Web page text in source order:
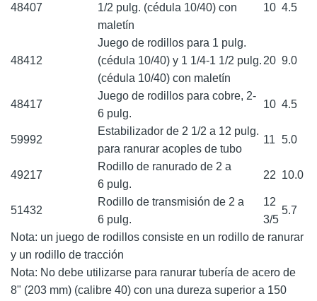
48407
1/2 pulg. (cédula 10/40) con
maletín
10 4.5
48412
Juego de rodillos para 1 pulg.
(cédula 10/40) y 1 1/4-1 1/2 pulg.
(cédula 10/40) con maletín
20 9.0
48417
Juego de rodillos para cobre, 2-
6 pulg.
10 4.5
59992
Estabilizador de 2 1/2 a 12 pulg.
para ranurar acoples de tubo
11 5.0
49217
Rodillo de ranurado de 2 a
6 pulg.
22 10.0
51432
Rodillo de transmisión de 2 a
6 pulg.
12
3/5
5.7
Nota: un juego de rodillos consiste en un rodillo de ranurar
y un rodillo de tracción
Nota: No debe utilizarse para ranurar tubería de acero de
8" (203 mm) (calibre 40) con una dureza superior a 150